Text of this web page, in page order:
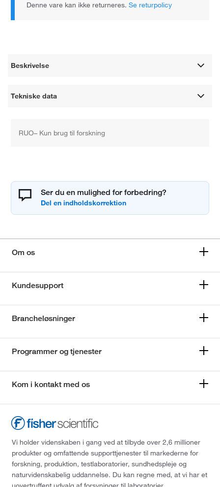
Denne vare kan ikke returneres.Se returpolicy
Beskrivelse
Tekniske data
RUO– Kun brug til forskning
Ser du en mulighed for forbedring?
Om os
Kundesupport
Brancheløsninger
Programmer og tjenester
Kom i kontakt med os
Vi holder videnskaben i gang ved at tilbyde over 2,6 millioner
produkter og omfattende supporttjenester til markederne for
forskning, produktion, testlaboratorier, sundhedspleje og
naturvidenskabelig uddannelse. Du kan regne med, at vi har et